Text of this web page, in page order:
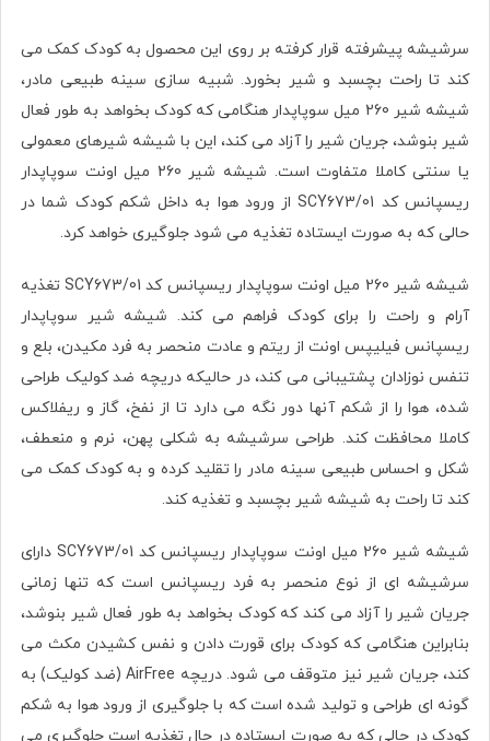
سرشیشه پیشرفته قرار کرفته بر روی این محصول به کودک کمک می
کند تا راحت بچسبد و شیر بخورد. شبیه سازی سینه طبیعی مادر،
شیشه شیر 260 میل سوپاپدار هنگامی که کودک بخواهد به طور فعال
شیر بنوشد، جریان شیر را آزاد می کند، این با شیشه شیرهای معمولی
یا سنتی کاملا متفاوت است. شیشه شیر 260 میل اونت سوپاپدار
ریسپانس کد SCY673/01
از ورود هوا به داخل شکم کودک شما در
حالی که به صورت ایستاده تغذیه می شود جلوگیری خواهد کرد.
شیشه شیر 260 میل اونت سوپاپدار ریسپانس کد SCY673/01 تغذیه
آرام و راحت را برای کودک فراهم می کند. شیشه شیر سوپاپدار
ریسپانس فیلیپس اونت از ریتم و عادت منحصر به فرد مکیدن، بلع و
تنفس نوزادان پشتیبانی می کند، در حالیکه دریچه ضد کولیک طراحی
شده، هوا را از شکم آنها دور نگه می دارد تا از نفخ، گاز و ریفلاکس
کاملا محافظت کند. طراحی سرشیشه به شکلی پهن، نرم و منعطف،
شکل و احساس طبیعی سینه مادر را تقلید کرده و به کودک کمک می
کند تا راحت به شیشه شیر بچسبد و تغذیه کند.
شیشه شیر 260 میل اونت سوپاپدار ریسپانس کد SCY673/01 دارای
سرشیشه ای از نوع منحصر به فرد ریسپانس است که تنها زمانی
جریان شیر را آزاد می کند که کودک بخواهد به طور فعال شیر بنوشد،
بنابراین هنگامی که کودک برای قورت دادن و نفس کشیدن مکث می
کند، جریان شیر نیز متوقف می شود. دریچه AirFree (ضد کولیک) به
گونه ای طراحی و تولید شده است که با جلوگیری از ورود هوا به شکم
کودک در حالی که به صورت ایستاده در حال تغذیه است جلوگیری می